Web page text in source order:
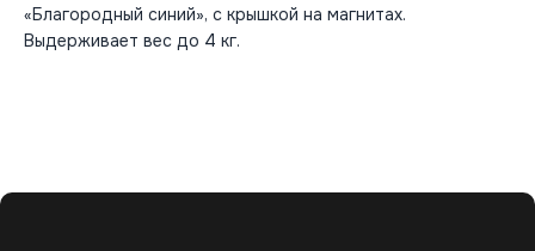
«Благородный синий», с крышкой на магнитах.
Выдерживает вес до 4 кг.